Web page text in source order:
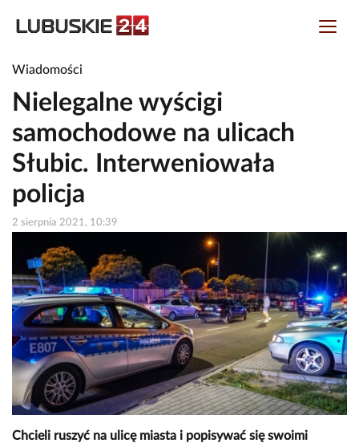
Wiadomości
Nielegalne wyścigi
samochodowe na ulicach
Słubic. Interweniowała
policja
2 sierpnia 2021, 10:39
Chcieli ruszyć na ulicę miasta i popisywać się swoimi